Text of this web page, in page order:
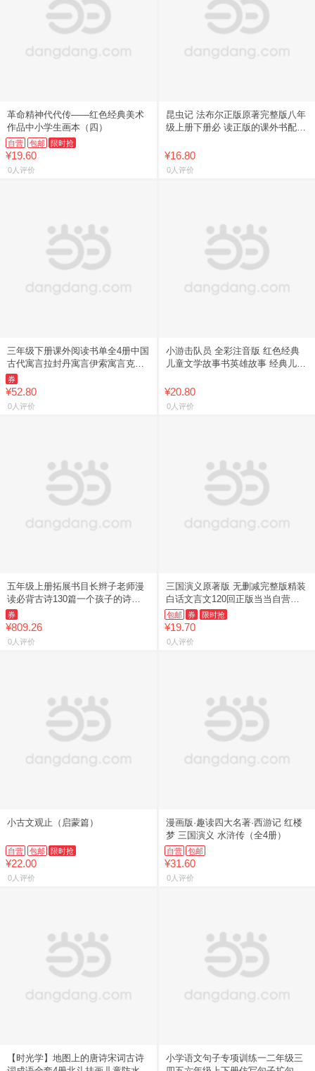
革命精神代代传——红色经典美术
作品中小学生画本（四）
自营 包邮 限时抢
¥19.60
0人评价
昆虫记 法布尔正版原著完整版八年
级上册下册必 读正版的课外书配套
二课外阅读书籍名著
¥16.80
0人评价
三年级下册课外阅读书单全4册中国
古代寓言拉封丹寓言伊索寓言克雷
洛夫寓言江苏凤凰文艺出版社 快乐
读书吧推荐阅读书目木头马引
券
¥52.80
0人评价
小游击队员 全彩注音版 红色经典
儿童文学故事书英雄故事 经典儿童
拼音认读爱国教育课外书革
¥20.80
0人评价
五年级上册拓展书目长辫子老师漫
读必背古诗130篇一个孩子的诗园
写给老菜园子的信绘本聊斋水浒传
青少版安妮日记数学星球＜优选
券
¥809.26
0人评价
三国演义原著版 无删减完整版精装
白话文言文120回正版当当自营同
款四大名著青少年初高中小学生无
障碍阅读文白对照三四五六初
包邮 券 限时抢
¥19.70
0人评价
小古文观止（启蒙篇）
自营 包邮 限时抢
¥22.00
0人评价
漫画版·趣读四大名著·西游记 红楼
梦 三国演义 水浒传（全4册）
自营 包邮
¥31.60
0人评价
【时光学】地图上的唐诗宋词古诗
小学语文句子专项训练一二年级三